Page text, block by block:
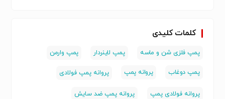
کلمات کلیدی
پمپ فلزی شن و ماسه پمپ لاینردار پمپ وارمن
پمپ دوغاب پروانه پمپ پروانه پمپ فولادی
پروانه فولادی پمپ پروانه پمپ ضد سایش